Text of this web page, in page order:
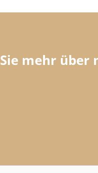
mehr über